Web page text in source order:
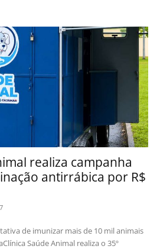
realiza campanha
antirrábica por R$
Saúde Animal realiza o 35º